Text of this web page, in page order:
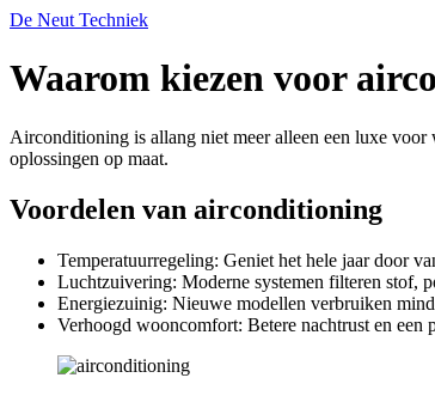
De Neut Techniek
Waarom kiezen voor
Airconditioning is allang niet meer alleen een luxe
oplossingen op maat.
Voordelen van airconditioning
Temperatuurregeling: Geniet het hele jaar door
Luchtzuivering: Moderne systemen filteren stof,
Energiezuinig: Nieuwe modellen verbruiken
Verhoogd wooncomfort: Betere nachtrust en een